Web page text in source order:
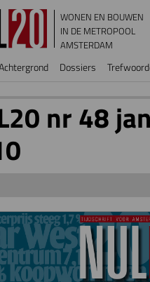
gaan
WONEN EN BOUWEN
IN DE METROPOOL
AMSTERDAM
Dossiers
nr 48